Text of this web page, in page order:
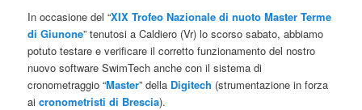
In occasione del “XIX Trofeo Nazionale di nuoto Master Terme
di Giunone” tenutosi a Caldiero (Vr) lo scorso sabato, abbiamo
potuto testare e verificare il corretto funzionamento del nostro
nuovo software SwimTech anche con il sistema di
cronometraggio “Master” della Digitech (strumentazione in forza
aicronometristi di Brescia).